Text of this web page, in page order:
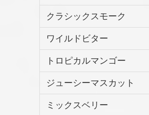
クラシックスモーク
ワイルドビター
トロピカルマンゴー
ジューシーマスカット
ミックスベリー